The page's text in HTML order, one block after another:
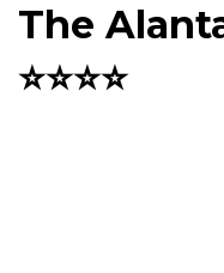
The
⭐⭐⭐⭐